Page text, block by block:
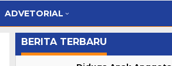
ADVETORIAL
BERITA TERBARU